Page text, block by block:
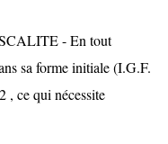
- En tout
sa forme initiale (I.G.F.
, ce qui nécessite